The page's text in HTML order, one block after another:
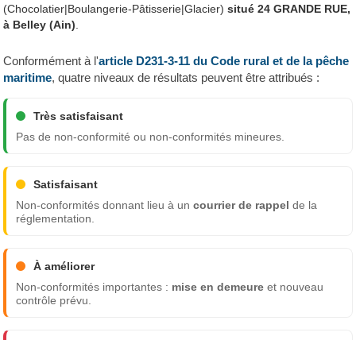
(Chocolatier|Boulangerie-Pâtisserie|Glacier) situé 24 GRANDE RUE,
à Belley (Ain)
Conformément à l'article D231-3-11 du Code rural et de la pêche
maritime, quatre niveaux de résultats peuvent être attribués :
Très satisfaisant
Pas de non-conformité ou non-conformités mineures.
Satisfaisant
Non-conformités donnant lieu à uncourrier de rappel de la
réglementation.
À améliorer
Non-conformités importantes : mise en demeure et nouveau
contrôle prévu.